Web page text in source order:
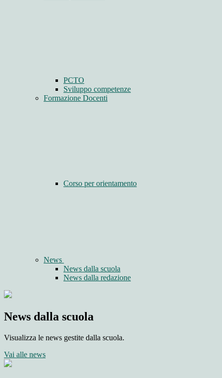
PCTO
Sviluppo competenze
Formazione Docenti
Corso per orientamento
News
News dalla scuola
News dalla redazione
News dalla scuola
Visualizza le news gestite dalla scuola.
Vai alle news